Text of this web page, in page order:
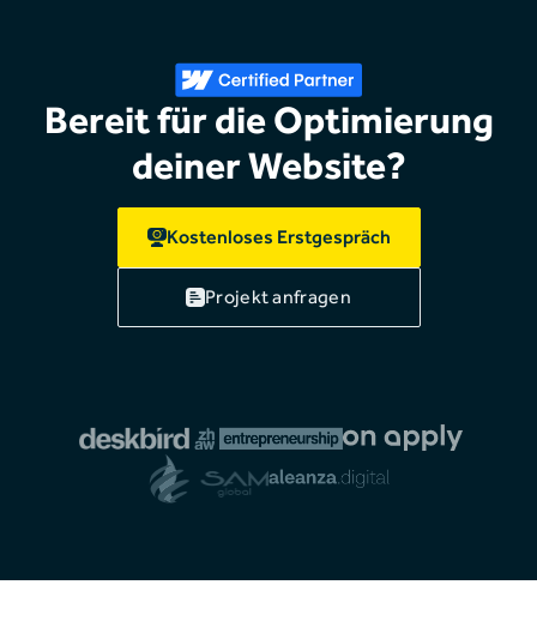
Bereit für die Optimierung
deiner Website?
Kostenloses Erstgespräch
Projekt anfragen